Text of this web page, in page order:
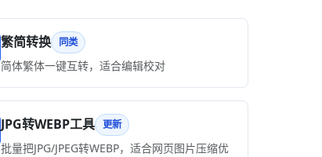
繁简转换 同类
简体繁体一键互转，适合编辑校对
JPG转WEBP工具 更新
批量把JPG/JPEG转WEBP，适合网页图片压缩优